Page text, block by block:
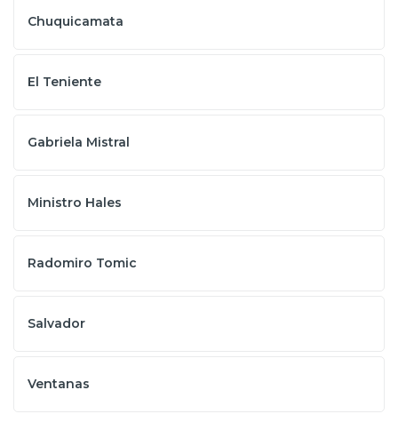
Chuquicamata
El Teniente
Gabriela Mistral
Ministro Hales
Radomiro Tomic
Salvador
Ventanas